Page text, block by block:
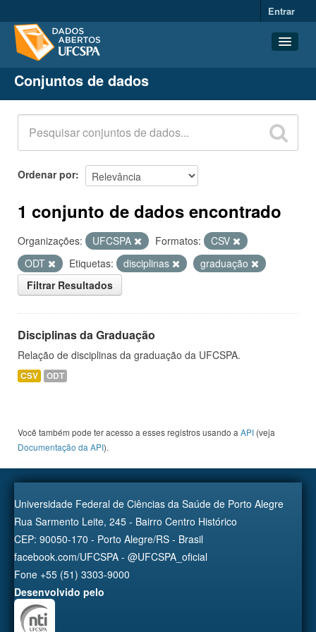
Entrar
Conjuntos de dados
Organizações
Grupos
Sobre
Conjuntos de dados
Ordenar por
1 conjunto de dados encontrado
Organizações: UFCSPA Formatos:
CSV
ODT
Etiquetas: disciplinas
graduação
Filtrar Resultados
Disciplinas da Graduação
Relação de disciplinas da graduação da UFCSPA.
CSV ODT
Você também pode ter acesso a esses registros usando a API (veja
Documentação da API).
Universidade Federal de Ciências da Saúde de Porto Alegre
Rua Sarmento Leite, 245 - Bairro Centro Histórico
CEP: 90050-170 - Porto Alegre/RS - Brasil
facebook.com/UFCSPA - @UFCSPA_oficial
Fone +55 (51) 3303-9000
Desenvolvido pelo